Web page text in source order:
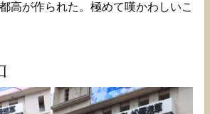
高が作られた。極めて嘆かわしいこ